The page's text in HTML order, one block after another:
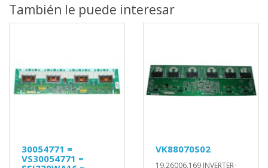
También le puede interesar
30054771 =
VS30054771 =
VK88070S02
19.26006.169 INVERTER-